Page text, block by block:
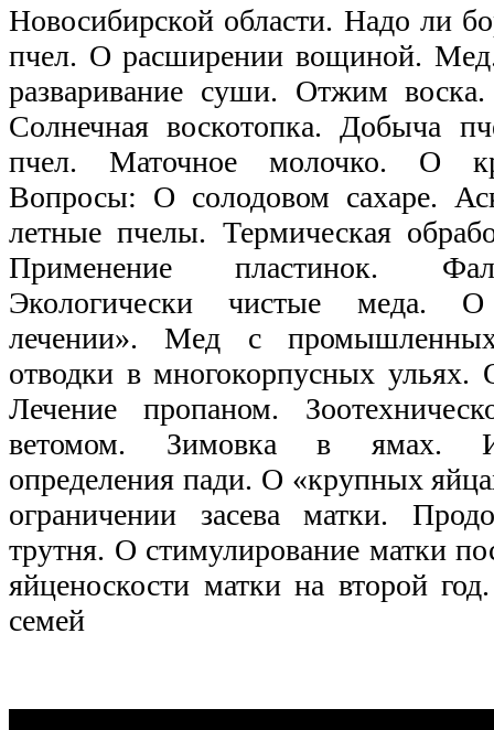
Новосибирской области. Надо ли
пчел. О расширении вощиной. Мед.
разваривание суши. Отжим воска.
Солнечная воскотопка. Добыча
пчел. Маточное молочко. О
Вопросы: О солодовом сахаре.
летные пчелы. Термическая
Применение пластинок.
Экологически чистые меда. О
лечении». Мед с
отводки в многокорпусных ульях.
Лечение пропаном.
ветомом. Зимовка в ямах.
определения пади. О «крупных
ограничении засева матки.
трутня. О стимулирование матки
яйценоскости матки на второй
семей